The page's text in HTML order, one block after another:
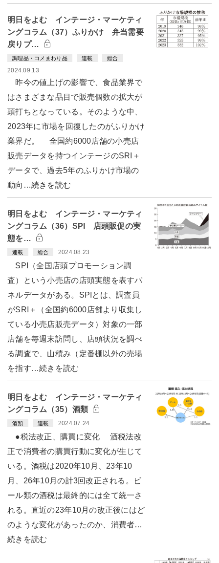
明日をよむ インテージ・マーケティ
ングコラム（37）ふりかけ 弁当需要
戻りプ…
調理品・コメまわり品 連載 総合
2024.09.13
昨今の値上げの影響で、食品業界で
はさまざまな品目で販売個数の拡大が
頭打ちとなっている。そのような中、
2023年に市場を回復したのがふりかけ
業界だ。 全国約6000店舗の小売店
販売データを持つインテージのSRI＋
データで、過去5年のふりかけ市場の
動向…続きを読む
明日をよむ インテージ・マーケティ
ングコラム（36）SPI 店頭販促の実
態を…
連載 総合 2024.08.23
SPI（全国店頭プロモーション調
査）という小売店の店頭実態を表すパ
ネルデータがある。SPIとは、調査員
がSRI＋（全国約6000店舗より収集し
ている小売店販売データ）対象の一部
店舗を毎週末訪問し、店頭状況を調べ
る調査で、山積み（定番棚以外の売場
を指す…続きを読む
明日をよむ インテージ・マーケティ
ングコラム（35）酒類
酒類 連載 2024.07.24
●税法改正、購買に変化 酒税法改
正で消費者の購買行動に変化が生じて
いる。酒税は2020年10月、23年10
月、26年10月の計3回改正される。ビ
ール類の酒税は最終的には全て統一さ
れる。直近の23年10月の改正後にはど
のような変化があったのか、消費者…
続きを読む